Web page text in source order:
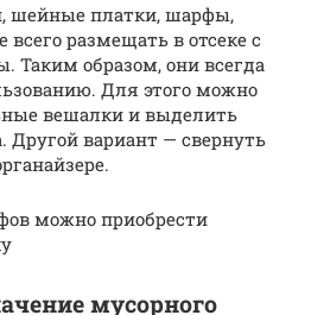
шейные платки, шарфы,
размещать в отсеке с
Таким образом, они всегда
Для этого можно
вешалки и выделить
Другой вариант — свернуть
можно приобрести
мусорного